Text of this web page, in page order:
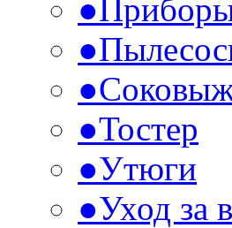
●
●
●
●Тостер
●Утюги
●Уход за